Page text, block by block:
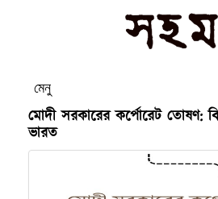
মেনু
মোদী সরকারের কর্পোরেট তোষণ:
ভারত